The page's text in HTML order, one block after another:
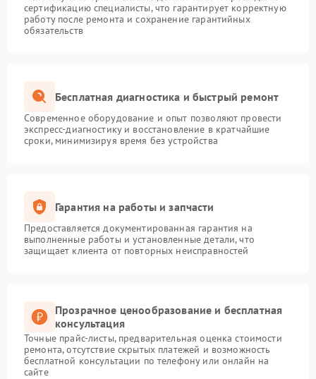
сертификацию специалисты, что гарантирует корректную
работу после ремонта и сохранение гарантийных
обязательств
Бесплатная диагностика и быстрый ремонт
Современное оборудование и опыт позволяют провести
экспресс-диагностику и восстановление в кратчайшие
сроки, минимизируя время без устройства
Гарантия на работы и запчасти
Предоставляется документированная гарантия на
выполненные работы и установленные детали, что
защищает клиента от повторных неисправностей
Прозрачное ценообразование и бесплатная
консультация
Точные прайс-листы, предварительная оценка стоимости
ремонта, отсутствие скрытых платежей и возможность
бесплатной консультации по телефону или онлайн на
сайте